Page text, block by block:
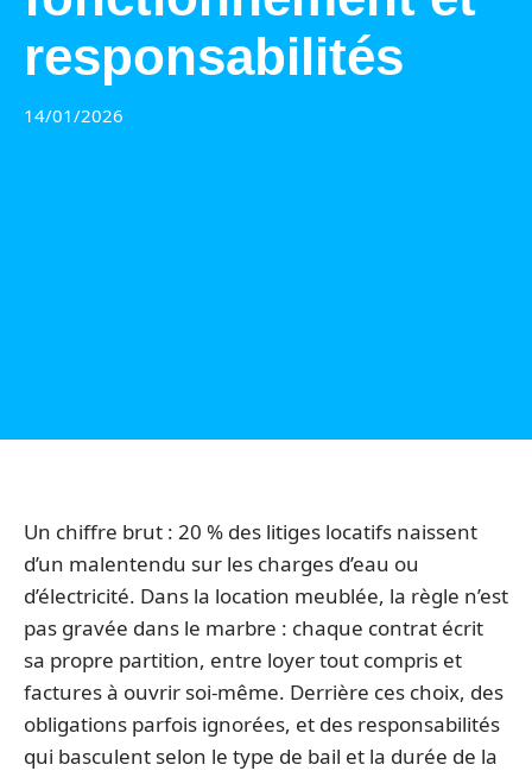
responsabilités
14/01/2026
Un chiffre brut : 20 % des litiges locatifs naissent
d’un malentendu sur les charges d’eau ou
d’électricité. Dans la location meublée, la règle n’est
pas gravée dans le marbre : chaque contrat écrit
sa propre partition, entre loyer tout compris et
factures à ouvrir soi-même. Derrière ces choix, des
obligations parfois ignorées, et des responsabilités
qui basculent selon le type de bail et la durée de la